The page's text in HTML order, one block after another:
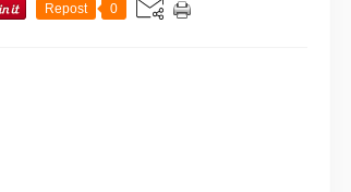
Repost 0